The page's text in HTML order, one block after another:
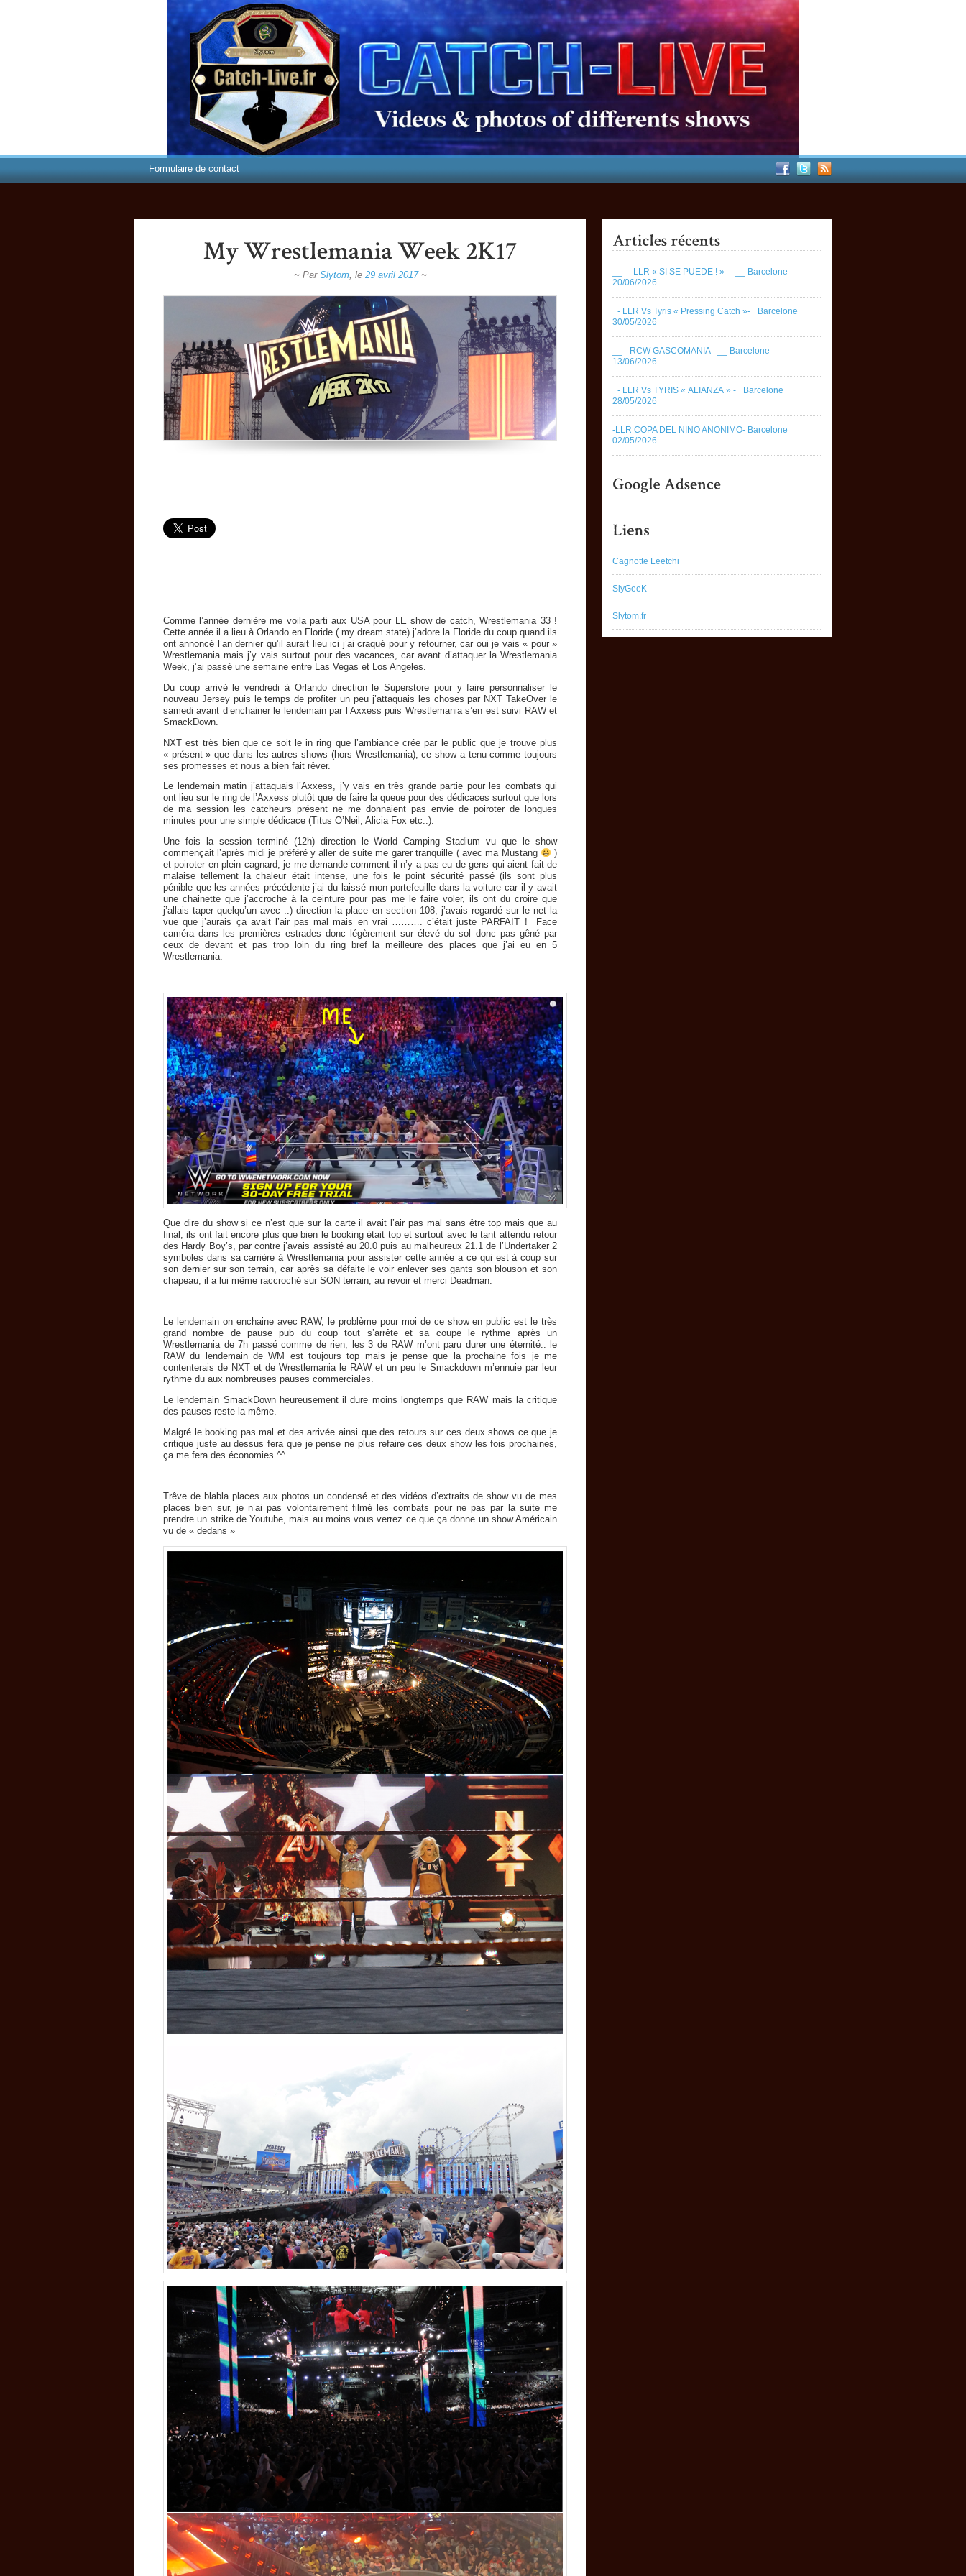
Formulaire de contact
~ Par Slytom, le 29 avril 2017~
Comme l’année dernière me voila parti aux USA pour LE show de catch, Wrestlemania 33 !
Cette année il a lieu à Orlando en Floride ( my dream state) j’adore la Floride du coup quand ils
ont annoncé l’an dernier qu’il aurait lieu ici j’ai craqué pour y retourner, car oui je vais « pour »
Wrestlemania mais j’y vais surtout pour des vacances, car avant d’attaquer la Wrestlemania
Week, j’ai passé une semaine entre Las Vegas et Los Angeles.
Du coup arrivé le vendredi à Orlando direction le Superstore pour y faire personnaliser le
nouveau Jersey puis le temps de profiter un peu j’attaquais les choses par NXT TakeOver le
samedi avant d’enchainer le lendemain par l’Axxess puis Wrestlemania s’en est suivi RAW et
SmackDown.
NXT est très bien que ce soit le in ring que l’ambiance crée par le public que je trouve plus
« présent » que dans les autres shows (hors Wrestlemania), ce show a tenu comme toujours
ses promesses et nous a bien fait rêver.
Le lendemain matin j’attaquais l’Axxess, j’y vais en très grande partie pour les combats qui
ont lieu sur le ring de l’Axxess plutôt que de faire la queue pour des dédicaces surtout que lors
de ma session les catcheurs présent ne me donnaient pas envie de poiroter de longues
minutes pour une simple dédicace (Titus O’Neil, Alicia Fox etc..).
Une fois la session terminé (12h) direction le World Camping Stadium vu que le show
commençait l’après midi je préféré y aller de suite me garer tranquille ( avec ma Mustang
)
et poiroter en plein cagnard, je me demande comment il n’y a pas eu de gens qui aient fait de
malaise tellement la chaleur était intense, une fois le point sécurité passé (ils sont plus
pénible que les années précédente j’ai du laissé mon portefeuille dans la voiture car il y avait
une chainette que j’accroche à la ceinture pour pas me le faire voler, ils ont du croire que
j’allais taper quelqu’un avec ..) direction la place en section 108, j’avais regardé sur le net la
vue que j’aurais ça avait l’air pas mal mais en vrai ………. c’était juste PARFAIT ! Face
caméra dans les premières estrades donc légèrement sur élevé du sol donc pas gêné par
ceux de devant et pas trop loin du ring bref la meilleure des places que j’ai eu en 5
Wrestlemania.
Que dire du show si ce n’est que sur la carte il avait l’air pas mal sans être top mais que au
final, ils ont fait encore plus que bien le booking était top et surtout avec le tant attendu retour
des Hardy Boy’s, par contre j’avais assisté au 20.0 puis au malheureux 21.1 de l’Undertaker 2
symboles dans sa carrière à Wrestlemania pour assister cette année a ce qui est à coup sur
son dernier sur son terrain, car après sa défaite le voir enlever ses gants son blouson et son
chapeau, il a lui même raccroché sur SON terrain, au revoir et merci Deadman.
Le lendemain on enchaine avec RAW, le problème pour moi de ce show en public est le très
grand nombre de pause pub du coup tout s’arrête et sa coupe le rythme après un
Wrestlemania de 7h passé comme de rien, les 3 de RAW m’ont paru durer une éternité.. le
RAW du lendemain de WM est toujours top mais je pense que la prochaine fois je me
contenterais de NXT et de Wrestlemania le RAW et un peu le Smackdown m’ennuie par leur
rythme du aux nombreuses pauses commerciales.
Le lendemain SmackDown heureusement il dure moins longtemps que RAW mais la critique
des pauses reste la même.
Malgré le booking pas mal et des arrivée ainsi que des retours sur ces deux shows ce que je
critique juste au dessus fera que je pense ne plus refaire ces deux show les fois prochaines,
ça me fera des économies ^^
Trêve de blabla places aux photos un condensé et des vidéos d’extraits de show vu de mes
places bien sur, je n’ai pas volontairement filmé les combats pour ne pas par la suite me
prendre un strike de Youtube, mais au moins vous verrez ce que ça donne un show Américain
vu de « dedans »
__— LLR « SI SE PUEDE ! » —__ Barcelone
20/06/2026
_- LLR Vs Tyris « Pressing Catch »-_ Barcelone
30/05/2026
__– RCW GASCOMANIA –__ Barcelone
13/06/2026
_- LLR Vs TYRIS « ALIANZA » -_ Barcelone
28/05/2026
-LLR COPA DEL NINO ANONIMO- Barcelone
02/05/2026
Cagnotte Leetchi
SlyGeeK
Slytom.fr